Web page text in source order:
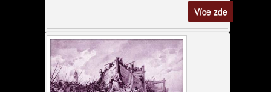
Více zde